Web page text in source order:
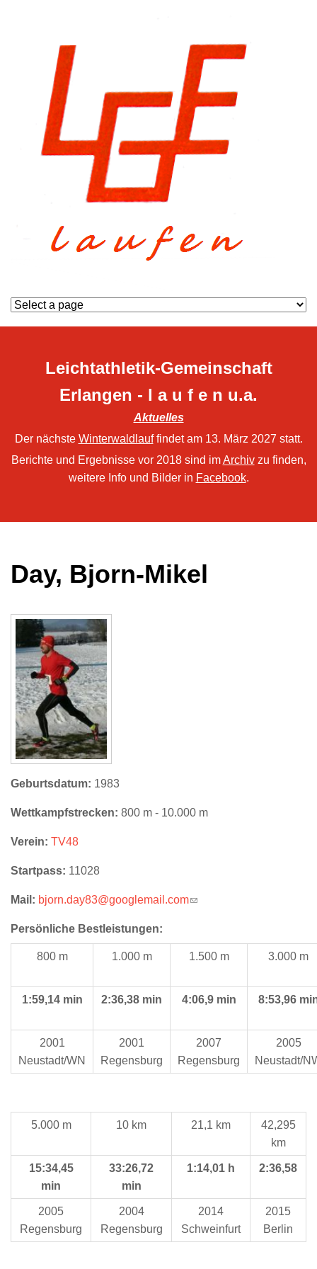
Leichtathletik-Gemeinschaft
Erlangen - l a u f e n u.a.
Aktuelles
Der nächste Winterwaldlauffindet am 13. März 2027 statt.
Berichte und Ergebnisse vor 2018 sind imArchivzu finden,
weitere Info und Bilder in Facebook.
Day, Bjorn-Mikel
Geburtsdatum: 1983
Wettkampfstrecken: 800 m - 10.000 m
Verein: TV48
Startpass: 11028
Mail: bjorn.day83@googlemail.com(link sends e-mail)
Persönliche Bestleistungen:
800 m 1.000 m 1.500 m 3.000 m
1:59,14 min 2:36,38 min 4:06,9 min 8:53,96
2001
Neustadt/WN
2001
Regensburg
2007
Regensburg
2005
Neustadt/
5.000 m 10 km 21,1 km
42,295
km
15:34,45
min
33:26,72
min
1:14,01 h 2:36,58
2005
Regensburg
2004
Regensburg
2014
Schweinfurt
2015
Berlin